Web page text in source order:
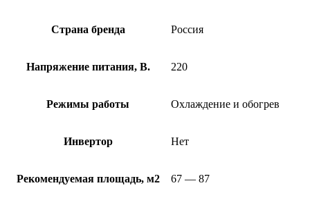
Страна бренда Россия
Напряжение питания, В. 220
Режимы работы Охлаждение и обогрев
Инвертор Нет
Рекомендуемая площадь, м2 67 — 87